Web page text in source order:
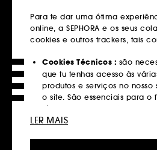
Descubra os produtos mais
momento.
Cabelo Seco & Estragado
Tratamento Cabelo Dyson
Para te dar uma ótima
online, a SEPHORA e os seus
cookies e outros trackers, tais
Cookies Técnicos : são
que tu tenhas acesso às
produtos e serviços no
o site. São essenciais para o
técnico do site e não podem
LER MAIS